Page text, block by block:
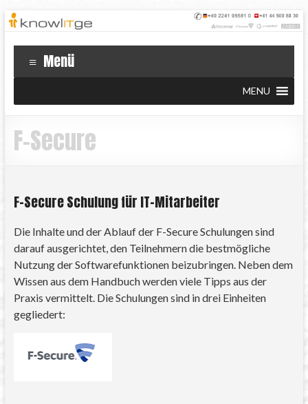
Menü
MENU
F-Secure
F-Secure Schulung für IT-Mitarbeiter
Die Inhalte und der Ablauf der F-Secure Schulungen sind
darauf ausgerichtet, den Teilnehmern die bestmögliche
Nutzung der Softwarefunktionen beizubringen. Neben dem
Wissen aus dem Handbuch werden viele Tipps aus der
Praxis vermittelt. Die Schulungen sind in drei Einheiten
gegliedert: